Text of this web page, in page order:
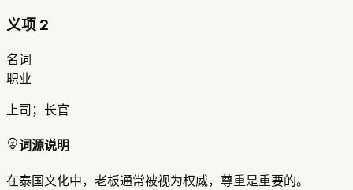
义项 2
名词
职业
上司；长官
词源说明
在泰国文化中，老板通常被视为权威，尊重是重要的。